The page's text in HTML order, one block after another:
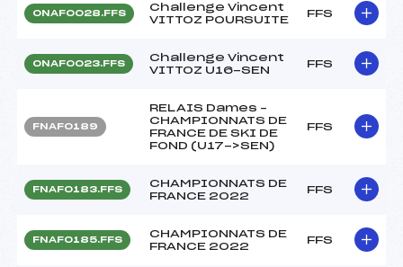
ONAF0028.FFS
Challenge Vincent
VITTOZ POURSUITE
FFS
ONAF0023.FFS
Challenge Vincent
VITTOZ U16-SEN
FFS
FNAF0189
RELAIS Dames –
CHAMPIONNATS DE
FRANCE DE SKI DE
FOND (U17->SEN)
FFS
FNAF0183.FFS
CHAMPIONNATS DE
FRANCE 2022
FFS
FNAF0185.FFS
CHAMPIONNATS DE
FRANCE 2022
FFS